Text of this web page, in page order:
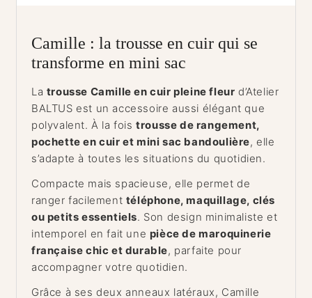
Camille : la trousse en cuir qui se
transforme en mini sac
La trousse Camille en cuir pleine fleur d’Atelier
BALTUS est un accessoire aussi élégant que
polyvalent. À la foistrousse de rangement,
pochette en cuir et mini sac bandoulière, elle
s’adapte à toutes les situations du quotidien.
Compacte mais spacieuse, elle permet de
ranger facilement téléphone, maquillage, clés
ou petits essentiels. Son design minimaliste et
intemporel en fait une pièce de maroquinerie
française chic et durable, parfaite pour
accompagner votre quotidien.
Grâce à ses deux anneaux latéraux, Camille